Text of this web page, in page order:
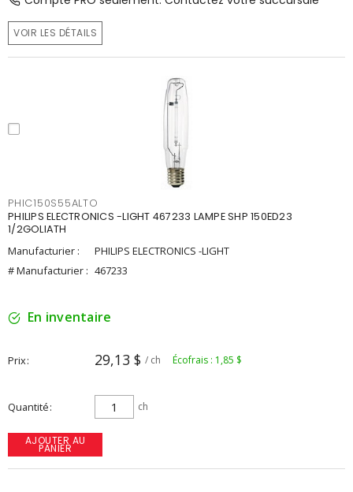
VOIR LES DÉTAILS
PHIC150S55ALTO
PHILIPS ELECTRONICS -LIGHT 467233 LAMPE SHP 150ED23
1/2GOLIATH
Manufacturier :
PHILIPS ELECTRONICS -LIGHT
# Manufacturier : 467233
En inventaire
Prix 29,13 $ / ch Écofrais : 1,85 $
Quantité ch
AJOUTER AU
PANIER